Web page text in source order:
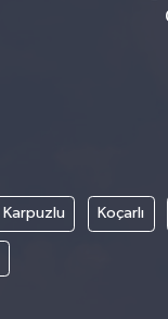
Karpuzlu Koçarlı